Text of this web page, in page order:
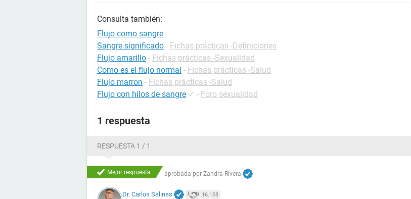
Consulta también:
Flujo como sangre
Sangre significado - Fichas prácticas -Definiciones
Flujo amarillo - Fichas prácticas -Sexualidad
Como es el flujo normal - Fichas prácticas -Salud
Flujo marron - Fichas prácticas -Salud
Flujo con hilos de sangre ✓ - Foro sexualidad
1 respuesta
RESPUESTA 1 / 1
Mejor respuesta aprobada por Zandra Rivera
Dr. Carlos Salinas 16.108